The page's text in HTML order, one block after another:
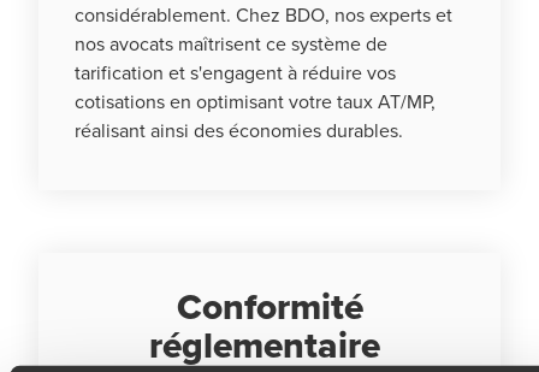
considérablement. Chez BDO, nos experts et
nos avocats maîtrisent ce système de
tarification et s'engagent à réduire vos
cotisations en optimisant votre taux AT/MP,
réalisant ainsi des économies durables.
Conformité
réglementaire